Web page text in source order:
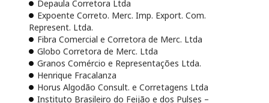
Depaula Corretora Ltda
Expoente Correto. Merc. Imp. Export. Com.
Represent. Ltda.
Fibra Comercial e Corretora de Merc. Ltda
Globo Corretora de Merc. Ltda
Granos Comércio e Representações Ltda.
Henrique Fracalanza
Horus Algodão Consult. e Corretagens Ltda
Instituto Brasileiro do Feijão e dos Pulses –